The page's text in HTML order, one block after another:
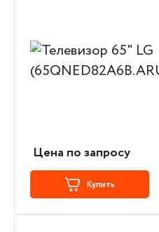
Цена по запросу
Купить